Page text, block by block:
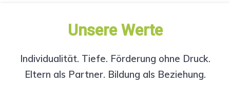
Unsere Werte
Individualität. Tiefe. Förderung ohne Druck.
Eltern als Partner. Bildung als Beziehung.